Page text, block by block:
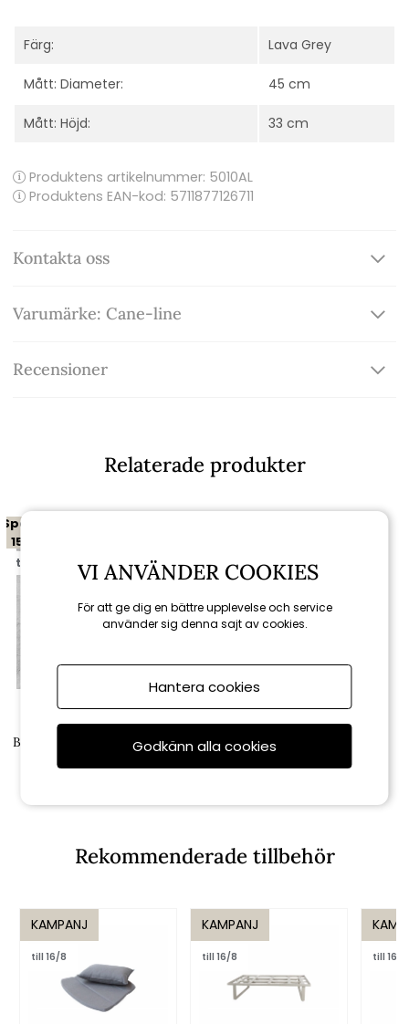
Färg: Lava Grey
Mått: Diameter: 45 cm
Mått: Höjd: 33 cm
Produktens artikelnummer: 5010AL
Produktens EAN-kod: 5711877126711
Kontakta oss
Varumärke: Cane-line
Recensioner
Relaterade produkter
Spara
15%
till 16/8
Cane-line
Bordsskiva Ø 45 cm keramik -
Rekommenderade tillbehör
KAMPANJ
till 16/8
KAMPANJ
till 16/8 till 16/8
VI ANVÄNDER COOKIES
För att ge dig en bättre upplevelse och service
använder sig denna sajt av cookies.
Hantera cookies
Godkänn alla cookies